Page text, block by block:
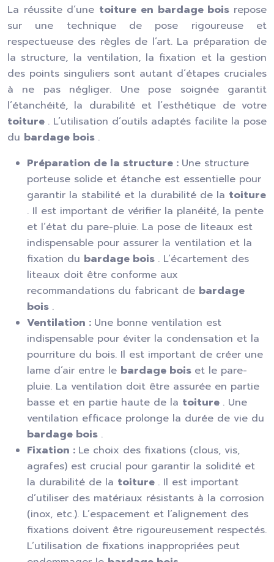
La réussite d’une toiture en bardage bois repose
sur une technique de pose rigoureuse et
respectueuse des règles de l’art. La préparation de
la structure, la ventilation, la fixation et la gestion
des points singuliers sont autant d’étapes cruciales
à ne pas négliger. Une pose soignée garantit
l’étanchéité, la durabilité et l’esthétique de votre
toiture . L’utilisation d’outils adaptés facilite la pose
du bardage bois .
Préparation de la structure : Une structure
porteuse solide et étanche est essentielle pour
garantir la stabilité et la durabilité de la toiture
. Il est important de vérifier la planéité, la pente
et l’état du pare-pluie. La pose de liteaux est
indispensable pour assurer la ventilation et la
fixation du bardage bois . L’écartement des
liteaux doit être conforme aux
recommandations du fabricant de bardage
bois .
Ventilation : Une bonne ventilation est
indispensable pour éviter la condensation et la
pourriture du bois. Il est important de créer une
lame d’air entre le bardage bois et le pare-
pluie. La ventilation doit être assurée en partie
basse et en partie haute de la toiture . Une
ventilation efficace prolonge la durée de vie du
bardage bois .
Fixation : Le choix des fixations (clous, vis,
agrafes) est crucial pour garantir la solidité et
la durabilité de la toiture . Il est important
d’utiliser des matériaux résistants à la corrosion
(inox, etc.). L’espacement et l’alignement des
fixations doivent être rigoureusement respectés.
L’utilisation de fixations inappropriées peut